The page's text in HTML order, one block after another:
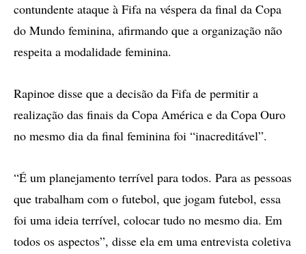
contundente ataque à Fifa na véspera da final da Copa
do Mundo feminina, afirmando que a organização não
respeita a modalidade feminina.
Rapinoe disse que a decisão da Fifa de permitir a
realização das finais da Copa América e da Copa Ouro
no mesmo dia da final feminina foi “inacreditável”.
“É um planejamento terrível para todos. Para as pessoas
que trabalham com o futebol, que jogam futebol, essa
foi uma ideia terrível, colocar tudo no mesmo dia. Em
todos os aspectos”, disse ela em uma entrevista coletiva